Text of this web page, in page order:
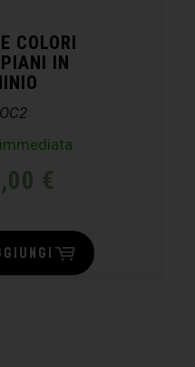
COLORI
IN
€